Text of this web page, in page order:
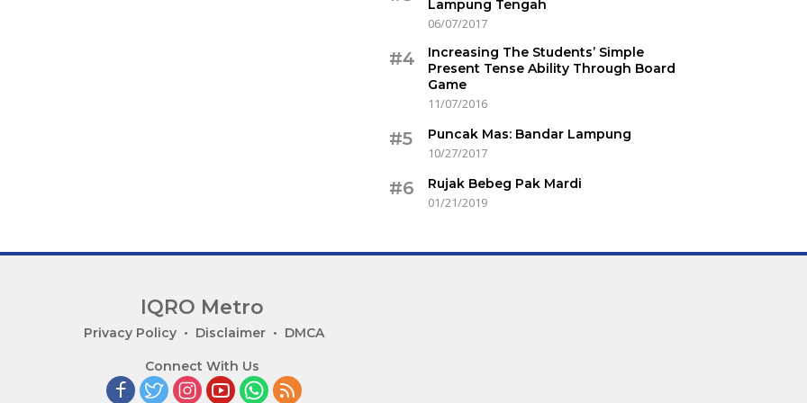
Lampung Tengah
06/07/2017
#4
Increasing The Students’ Simple
Present Tense Ability Through Board
Game
11/07/2016
#5
Puncak Mas: Bandar Lampung
10/27/2017
#6
Rujak Bebeg Pak Mardi
01/21/2019
IQRO Metro
Privacy Policy Disclaimer DMCA
Connect With Us